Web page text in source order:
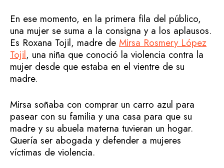
En ese momento, en la primera fila del público,
una mujer se suma a la consigna y a los aplausos.
Es Roxana Tojil, madre de Mirsa Rosmery López
Tojil, una niña que conoció la violencia contra la
mujer desde que estaba en el vientre de su
madre.
Mirsa soñaba con comprar un carro azul para
pasear con su familia y una casa para que su
madre y su abuela materna tuvieran un hogar.
Quería ser abogada y defender a mujeres
víctimas de violencia.